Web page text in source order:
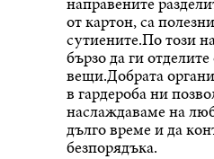
от картон, са
сутиените.По този
бързо да ги
вещи.Добрата
в гардероба ни
наслаждаваме на
дълго време и да
безпорядъка.